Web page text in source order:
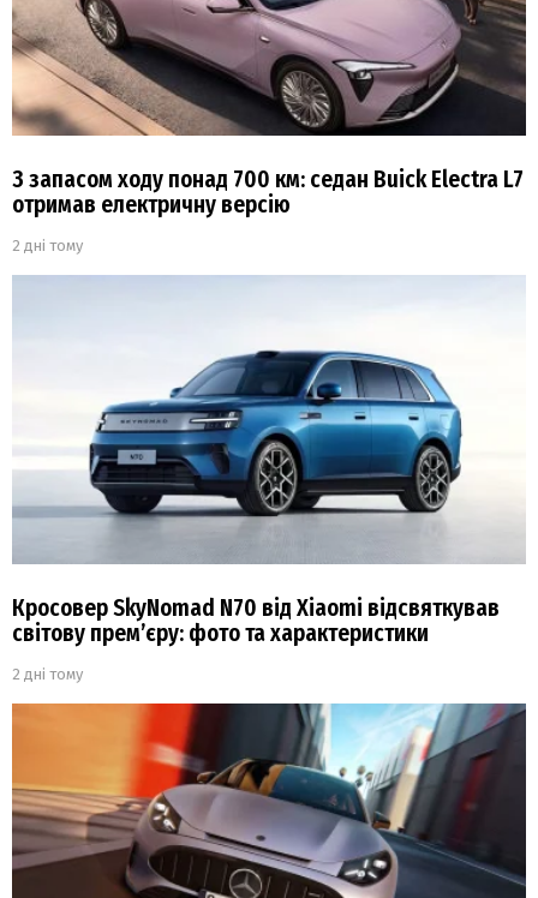
З запасом ходу понад 700 км: седан Buick Electra L7
отримав електричну версію
2 дні тому
Кросовер SkyNomad N70 від Xiaomi відсвяткував
світову прем’єру: фото та характеристики
2 дні тому